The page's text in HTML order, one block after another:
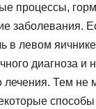
процессы,
заболевания.
в левом
диагноза и
лечения. Тем не
способы